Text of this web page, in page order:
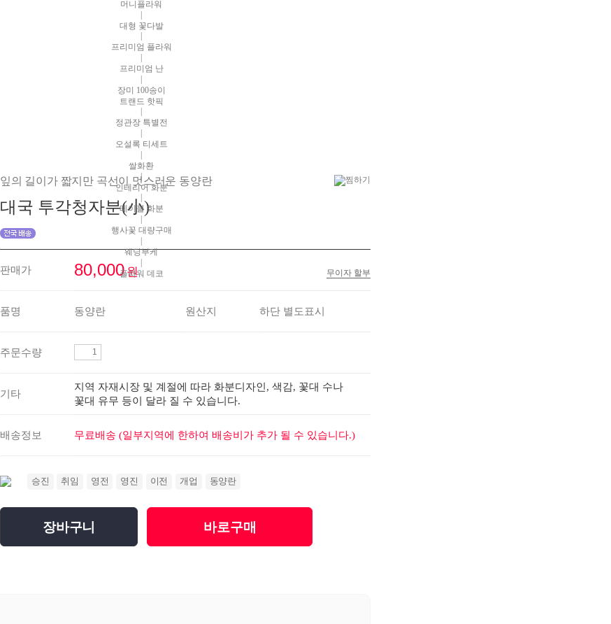
머니플라워
|
대형 꽃다발
프리미엄 플라워
프리미엄 난
|
장미 100송이
트랜드 핫픽
정관장 특별전
오설록 티세트
|
쌀화환
|
인테리어 화분
테이블 화분
행사꽃 대량구매
|
웨딩부케
|
플라워 데코
잎의 길이가 짧지만 곡선이 멋스러운 동양란
대국 투각청자분(小)
판매가 80,000원 무이자 할부
품명 동양란 원산지 하단 별도표시
주문수량
기타
지역 자재시장 및 계절에 따라 화분디자인, 색감, 꽃대 수나
꽃대 유무 등이 달라 질 수 있습니다.
배송정보 무료배송 (일부지역에 한하여 배송비가 추가 될 수 있습니다.)
승진 취임 영전 영진 이전 개업 동양란
장바구니 바로구매